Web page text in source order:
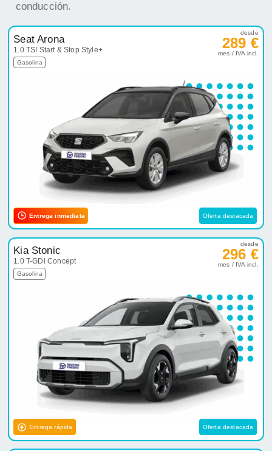
conducción.
Seat Arona
1.0 TSI Start & Stop Style+
Gasolina
desde
289 €
mes / IVA incl.
Entrega inmediata Oferta destacada
Kia Stonic
1.0 T-GDi Concept
Gasolina
desde
296 €
mes / IVA incl.
Entrega rápida Oferta destacada